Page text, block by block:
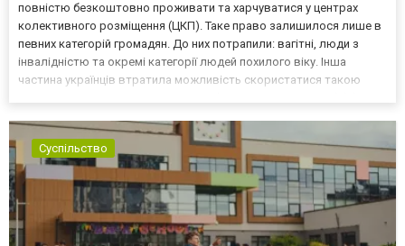
повністю безкоштовно проживати та харчуватися у центрах
колективного розміщення (ЦКП). Таке право залишилося лише в
певних категорій громадян. До них потрапили: вагітні, люди з
інвалідністю та окремі категорії людей похилого віку. Інша
частина українців втратила можливість скористатися такою
Суспільство